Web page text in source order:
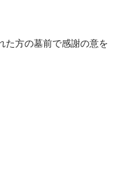
た方の墓前で感謝の意を